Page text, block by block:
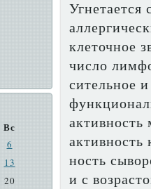
Вс
6
13
20
Угнетается
кле­точное
число
сительное
ность
и с